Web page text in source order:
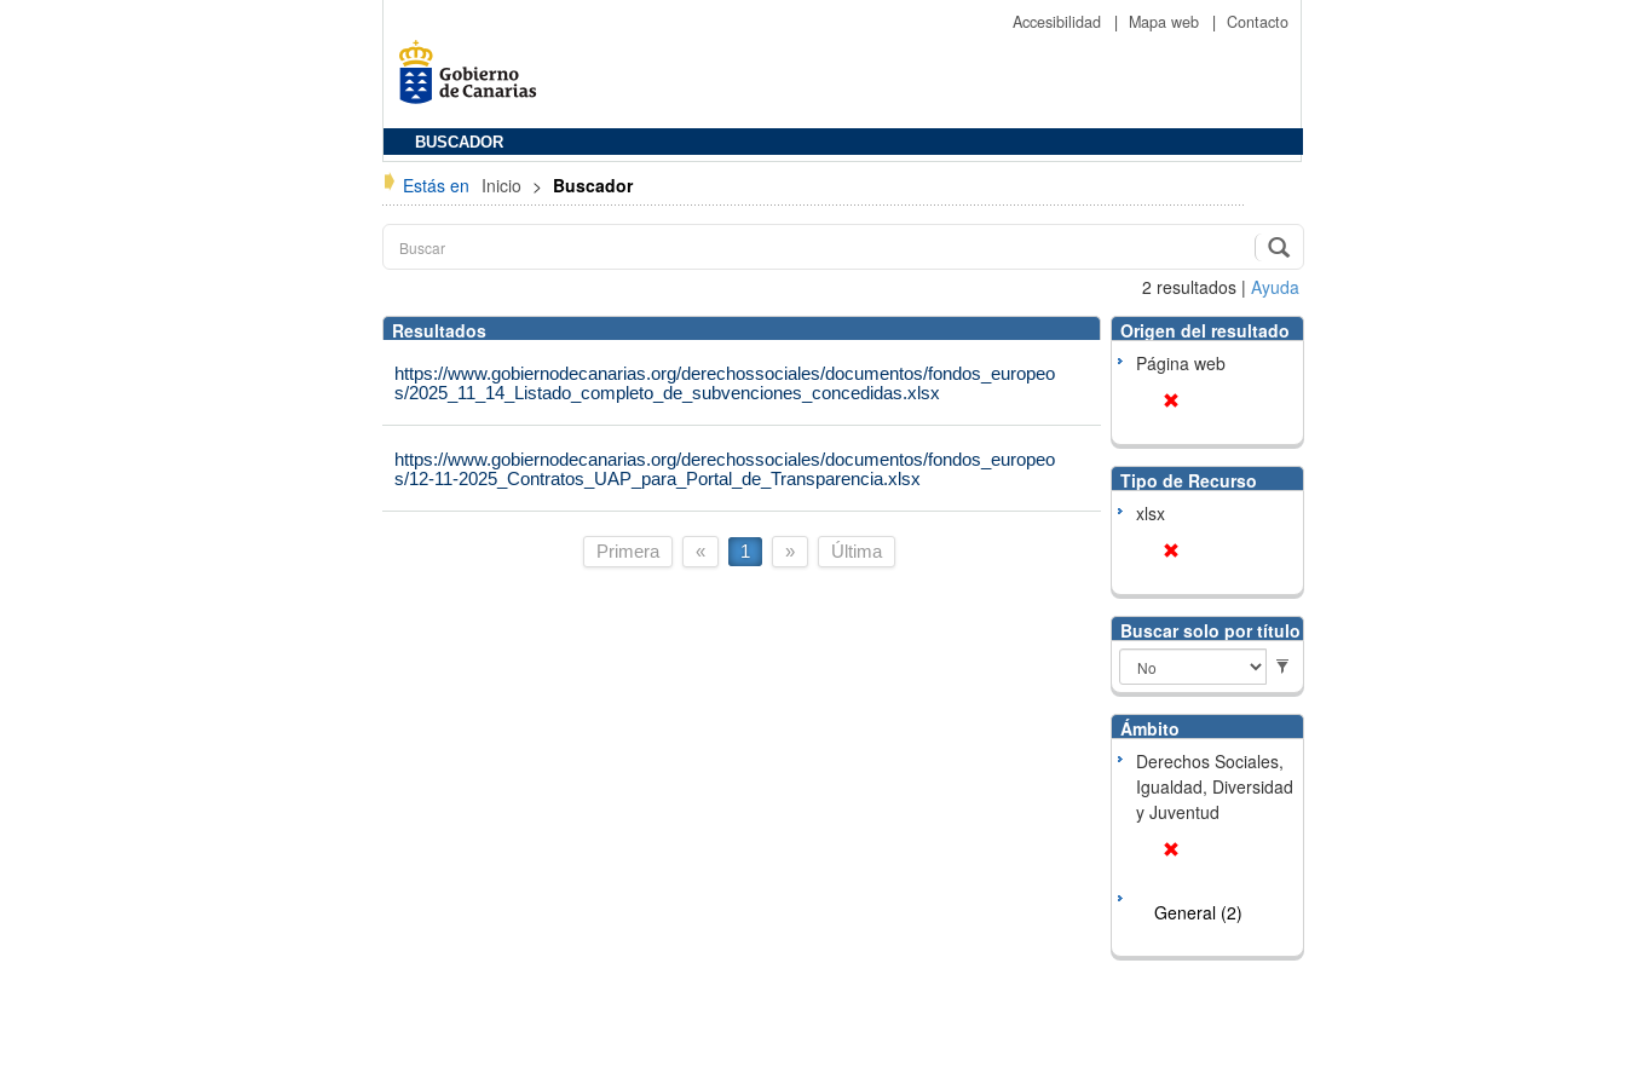
Accesibilidad | Mapa web | Contacto
BUSCADOR
Estás en Inicio > Buscador
2 resultados | Ayuda
Resultados
https://www.gobiernodecanarias.org/derechossociales/documentos/fondos_europeo
s/2025_11_14_Listado_completo_de_subvenciones_concedidas.xlsx
https://www.gobiernodecanarias.org/derechossociales/documentos/fondos_europeo
s/12-11-2025_Contratos_UAP_para_Portal_de_Transparencia.xlsx
Primera « 1 » Última
Origen del resultado
Página web
Tipo de Recurso
xlsx
Buscar solo por título
Ámbito
Derechos Sociales,
Igualdad, Diversidad
y Juventud
General (2)